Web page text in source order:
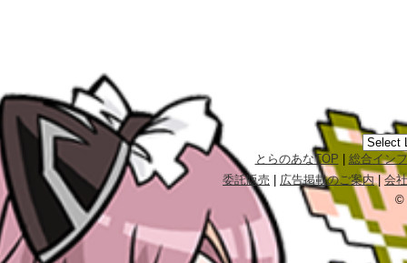
とらのあなTOP
総合イン
委託販売
広告掲載のご案内|会
©